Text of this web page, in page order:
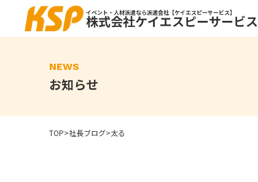
content
イベント・人材派遣なら派遣会社【ケイエスピーサービス】
株式会社ケイエスピーサービス
NEWS
お知らせ
TOP>社長ブログ>太る